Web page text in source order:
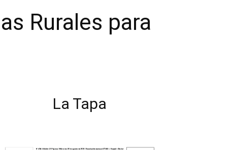
Rurales para
La Tapa